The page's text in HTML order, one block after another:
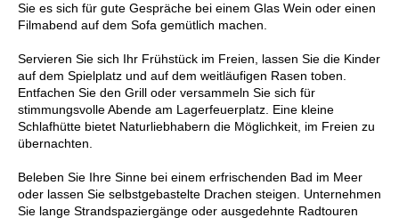
Sie es sich für gute Gespräche bei einem Glas Wein oder einen
Filmabend auf dem Sofa gemütlich machen.
Servieren Sie sich Ihr Frühstück im Freien, lassen Sie die Kinder
auf dem Spielplatz und auf dem weitläufigen Rasen toben.
Entfachen Sie den Grill oder versammeln Sie sich für
stimmungsvolle Abende am Lagerfeuerplatz. Eine kleine
Schlafhütte bietet Naturliebhabern die Möglichkeit, im Freien zu
übernachten.
Beleben Sie Ihre Sinne bei einem erfrischenden Bad im Meer
oder lassen Sie selbstgebastelte Drachen steigen. Unternehmen
Sie lange Strandspaziergänge oder ausgedehnte Radtouren